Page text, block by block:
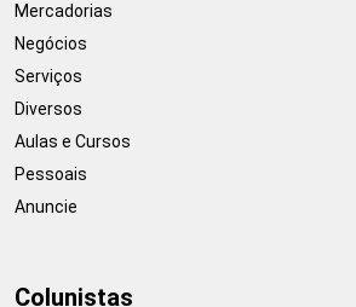
Mercadorias
Negócios
Serviços
Diversos
Aulas e Cursos
Pessoais
Anuncie
Colunistas